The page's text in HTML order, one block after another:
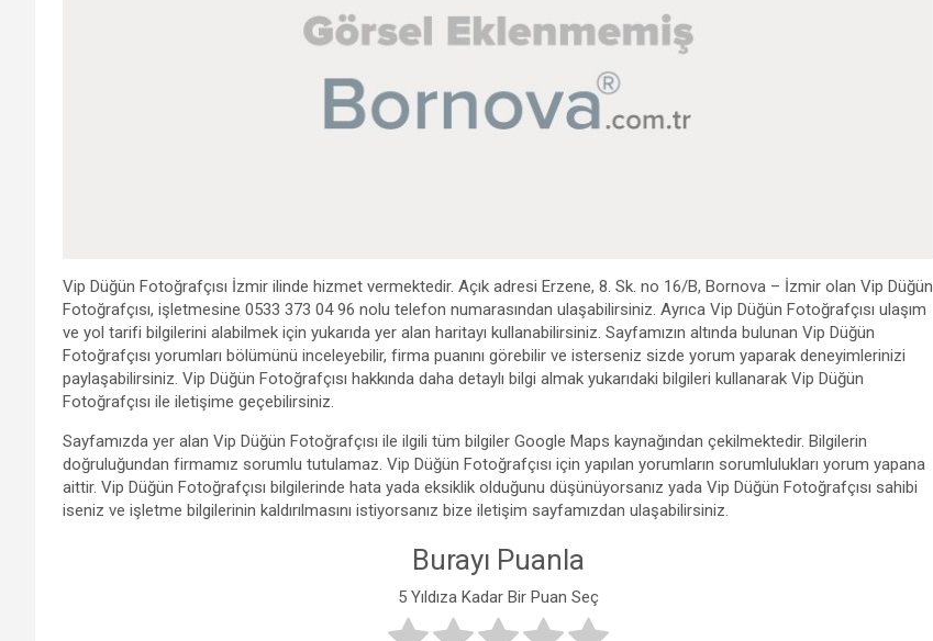
Vip Düğün Fotoğrafçısı İzmir ilinde hizmet vermektedir. Açık adresi Erzene, 8. Sk. no 16/B, Bornova – İzmir olan Vip Düğün
Fotoğrafçısı, işletmesine 0533 373 04 96 nolu telefon numarasından ulaşabilirsiniz. Ayrıca Vip Düğün Fotoğrafçısı ulaşım
ve yol tarifi bilgilerini alabilmek için yukarıda yer alan haritayı kullanabilirsiniz. Sayfamızın altında bulunan Vip Düğün
Fotoğrafçısı yorumları bölümünü inceleyebilir, firma puanını görebilir ve isterseniz sizde yorum yaparak deneyimlerinizi
paylaşabilirsiniz. Vip Düğün Fotoğrafçısı hakkında daha detaylı bilgi almak yukarıdaki bilgileri kullanarak Vip Düğün
Fotoğrafçısı ile iletişime geçebilirsiniz.
Sayfamızda yer alan Vip Düğün Fotoğrafçısı ile ilgili tüm bilgiler Google Maps kaynağından çekilmektedir. Bilgilerin
doğruluğundan firmamız sorumlu tutulamaz. Vip Düğün Fotoğrafçısı için yapılan yorumların sorumlulukları yorum yapana
aittir. Vip Düğün Fotoğrafçısı bilgilerinde hata yada eksiklik olduğunu düşünüyorsanız yada Vip Düğün Fotoğrafçısı sahibi
iseniz ve işletme bilgilerinin kaldırılmasını istiyorsanız bize iletişim sayfamızdan ulaşabilirsiniz.
Burayı Puanla
5 Yıldıza Kadar Bir Puan Seç